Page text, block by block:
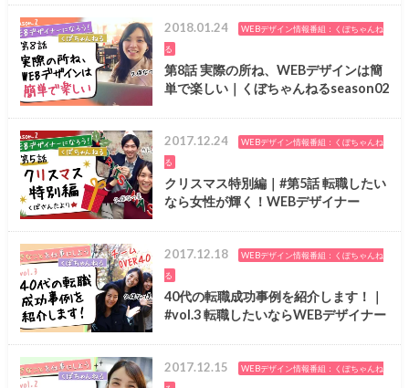
2018.01.24
WEBデザイン情報番組：くぼちゃんね
る
第8話 実際の所ね、WEBデザインは簡
単で楽しい｜くぼちゃんねるseason02
2017.12.24
WEBデザイン情報番組：くぼちゃんね
る
クリスマス特別編｜#第5話 転職したい
なら女性が輝く！WEBデザイナー
2017.12.18
WEBデザイン情報番組：くぼちゃんね
る
40代の転職成功事例を紹介します！｜
#vol.3 転職したいならWEBデザイナー
2017.12.15
WEBデザイン情報番組：くぼちゃんね